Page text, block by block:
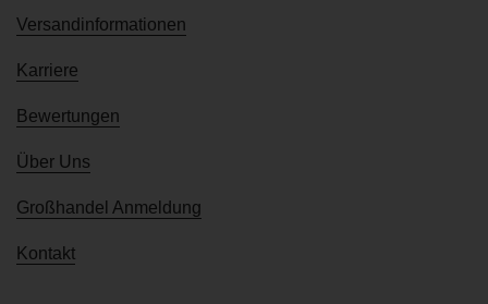
Versandinformationen
Karriere
Bewertungen
Über Uns
Großhandel Anmeldung
Kontakt